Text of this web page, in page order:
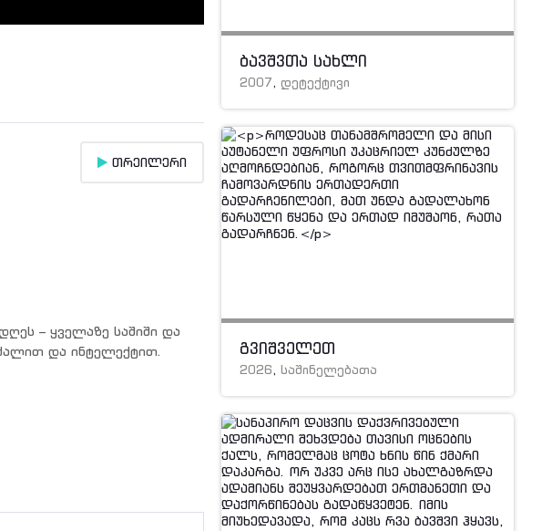
თრეილერი
– ყველაზე საშიში და
და ინტელექტით.
ბავშვთა სახლი
2007, დეტექტივი
გვიშველეთ
2026, საშინელებათა